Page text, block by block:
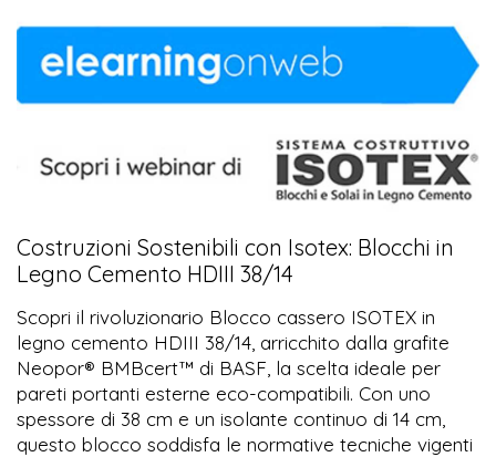
Costruzioni Sostenibili con Isotex: Blocchi in
Legno Cemento HDIII 38/14
Scopri il rivoluzionario Blocco cassero ISOTEX in
legno cemento HDIII 38/14, arricchito dalla grafite
Neopor® BMBcert™ di BASF, la scelta ideale per
pareti portanti esterne eco-compatibili. Con uno
spessore di 38 cm e un isolante continuo di 14 cm,
questo blocco soddisfa le normative tecniche vigenti